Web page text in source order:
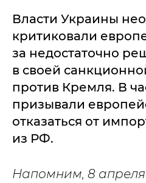
Власти Украины
критиковали
за недостаточно
в своей
против Кремля. В
призывали
отказаться от
из РФ.
Напомним, 8